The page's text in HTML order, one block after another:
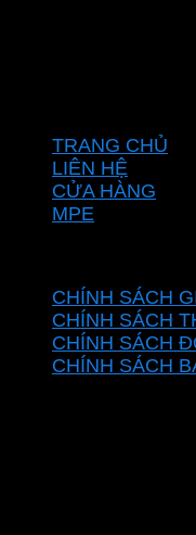
TRANG CHỦ
LIÊN HỆ
CỬA HÀNG
MPE
CHÍNH SÁCH
CHÍNH SÁCH
CHÍNH SÁCH
CHÍNH SÁCH